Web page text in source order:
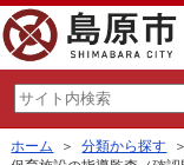
ホーム ＞分類から探す